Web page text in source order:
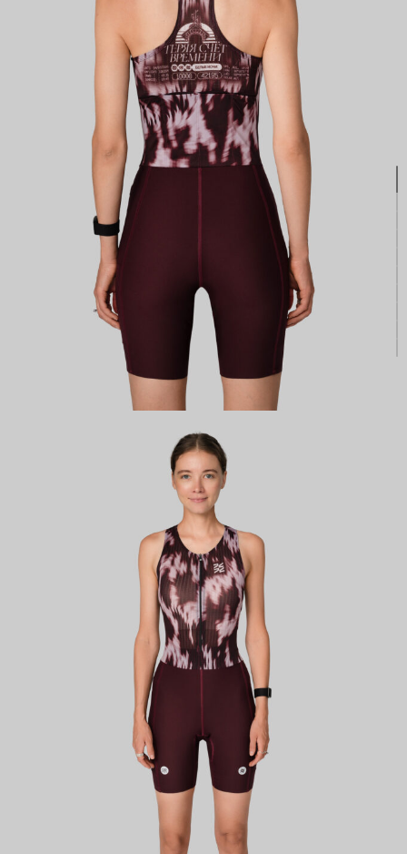
ПРОИЗВОДИМ ОДЕЖДУ ДЛЯ ВЕЛОСПОРТА, ТРИАТЛОНА И БЕГА.
ПОЛУЧИТЕ СВОЙ КАСТОМ